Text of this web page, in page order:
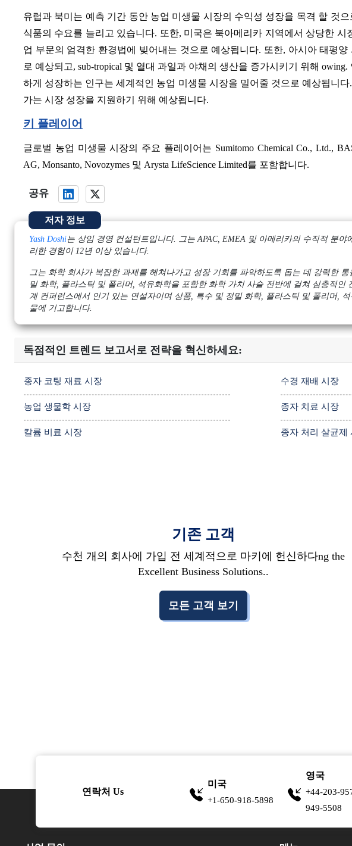
유럽과 북미는 예측 기간 동안 농업 미생물 시장의 수익성 성장을 목격 할 것
식품의 수요를 늘리고 있습니다. 또한, 미국은 북아메리카 지역에서 상당한 시
업 부문의 엄격한 환경법에 빚어내는 것으로 예상됩니다. 또한, 아시아 태평
로 예상되고, sub-tropical 및 열대 과일과 야채의 생산을 증가시키기 위해
하게 성장하는 인구는 세계적인 농업 미생물 시장을 밀어줄 것으로 예상됩니
가는 시장 성장을 지원하기 위해 예상됩니다.
키 플레이어
글로벌 농업 미생물 시장의 주요 플레이어는 Sumitomo Chemical Co., Ltd.,
AG, Monsanto, Novozymes 및 Arysta LifeScience Limited를 포함합니다.
공유
저자 정보
Yash Doshi는 상임 경영 컨설턴트입니다. 그는 APAC, EMEA 및 아메리카의 수직적 분
리한 경험이 12년 이상 있습니다.
그는 화학 회사가 복잡한 과제를 헤쳐나가고 성장 기회를 파악하도록 돕는 데 강력한
밀 화학, 플라스틱 및 폴리머, 석유화학을 포함한 화학 가치 사슬 전반에 걸쳐 심층적인
계 컨퍼런스에서 인기 있는 연설자이며 상품, 특수 및 정밀 화학, 플라스틱 및 폴리머,
물에 기고합니다.
독점적인 트렌드 보고서로 전략을 혁신하세요:
종자 코팅 재료 시장 수경 재배 시장
농업 생물학 시장 종자 치료 시장
칼륨 비료 시장 종자 처리 살균제
기존 고객
수천 개의 회사에 가입 전 세계적으로 마키에 헌신하다ng the
Excellent Business Solutions..
모든 고객 보기
연락처 Us
미국
+1-650-918-5898
영국
+44-203-
949-5508